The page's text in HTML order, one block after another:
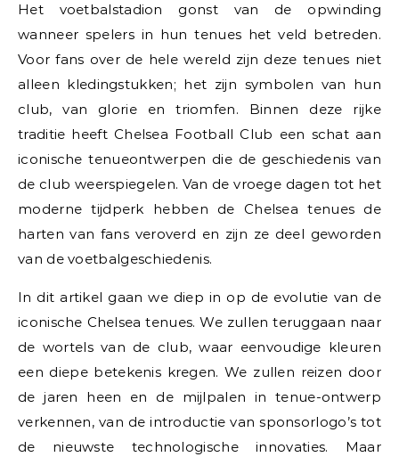
Het voetbalstadion gonst van de opwinding
wanneer spelers in hun tenues het veld betreden.
Voor fans over de hele wereld zijn deze tenues niet
alleen kledingstukken; het zijn symbolen van hun
club, van glorie en triomfen. Binnen deze rijke
traditie heeft Chelsea Football Club een schat aan
iconische tenueontwerpen die de geschiedenis van
de club weerspiegelen. Van de vroege dagen tot het
moderne tijdperk hebben de Chelsea tenues de
harten van fans veroverd en zijn ze deel geworden
van de voetbalgeschiedenis.
In dit artikel gaan we diep in op de evolutie van de
iconische Chelsea tenues. We zullen teruggaan naar
de wortels van de club, waar eenvoudige kleuren
een diepe betekenis kregen. We zullen reizen door
de jaren heen en de mijlpalen in tenue-ontwerp
verkennen, van de introductie van sponsorlogo’s tot
de nieuwste technologische innovaties. Maar